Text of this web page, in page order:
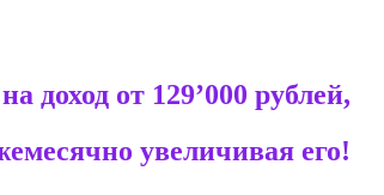
доход от 129’000 рублей,
увеличивая его!